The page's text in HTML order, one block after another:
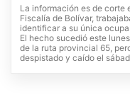
La información es de
Fiscalía de Bolívar,
identificar a su única
El hecho sucedió este
de la ruta provincial 65,
despistado y caído el